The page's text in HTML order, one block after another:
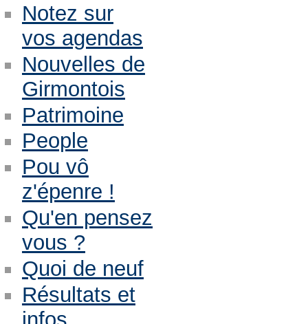
Notez sur
vos agendas
Nouvelles de
Girmontois
Patrimoine
People
Pou vô
z'épenre !
Qu'en pensez
vous ?
Quoi de neuf
Résultats et